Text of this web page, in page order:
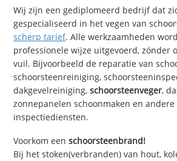
Wij zijn een gediplomeerd bedrijf dat
gespecialiseerd in het vegen van
scherp tarief. Alle werkzaamheden
professionele wijze uitgevoerd, zónder
vuil. Bijvoorbeeld de reparatie van
schoorsteenreiniging,
dakgevelreiniging,schoorsteenveger,
zonnepanelen schoonmaken en
inspectiediensten.
Voorkom eenschoorsteenbrand!
Bij het stoken(verbranden) van hout,